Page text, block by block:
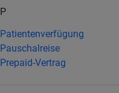
P
Patientenverfügung
Pauschalreise
Prepaid-Vertrag